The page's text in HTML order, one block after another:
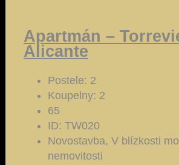
Apartmán –
Alicante
Postele: 2
Koupelny: 2
65
ID: TW020
Novostavba, V blízkosti
nemovitosti